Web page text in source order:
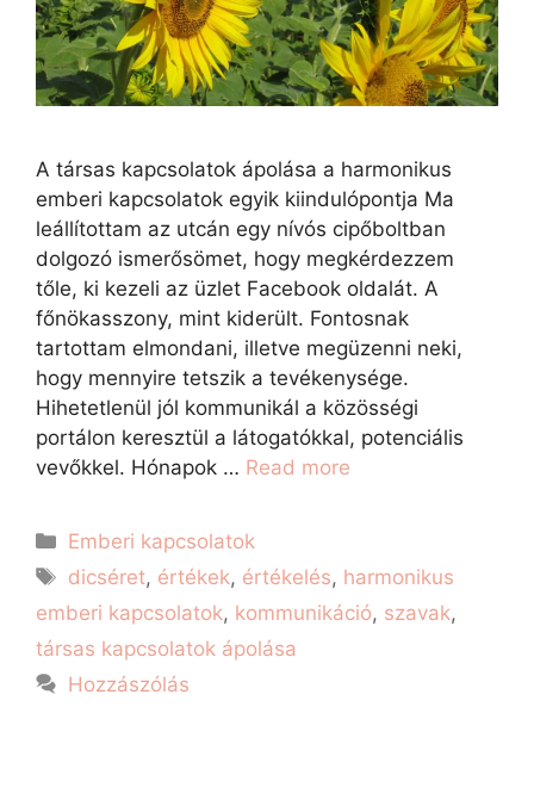
A társas kapcsolatok ápolása a harmonikus
emberi kapcsolatok egyik kiindulópontja Ma
leállítottam az utcán egy nívós cipőboltban
dolgozó ismerősömet, hogy megkérdezzem
tőle, ki kezeli az üzlet Facebook oldalát. A
főnökasszony, mint kiderült. Fontosnak
tartottam elmondani, illetve megüzenni neki,
hogy mennyire tetszik a tevékenysége.
Hihetetlenül jól kommunikál a közösségi
portálon keresztül a látogatókkal, potenciális
vevőkkel. Hónapok … Read more
Emberi kapcsolatok
dicséret, értékek, értékelés, harmonikus
emberi kapcsolatok, kommunikáció, szavak,
társas kapcsolatok ápolása
Hozzászólás